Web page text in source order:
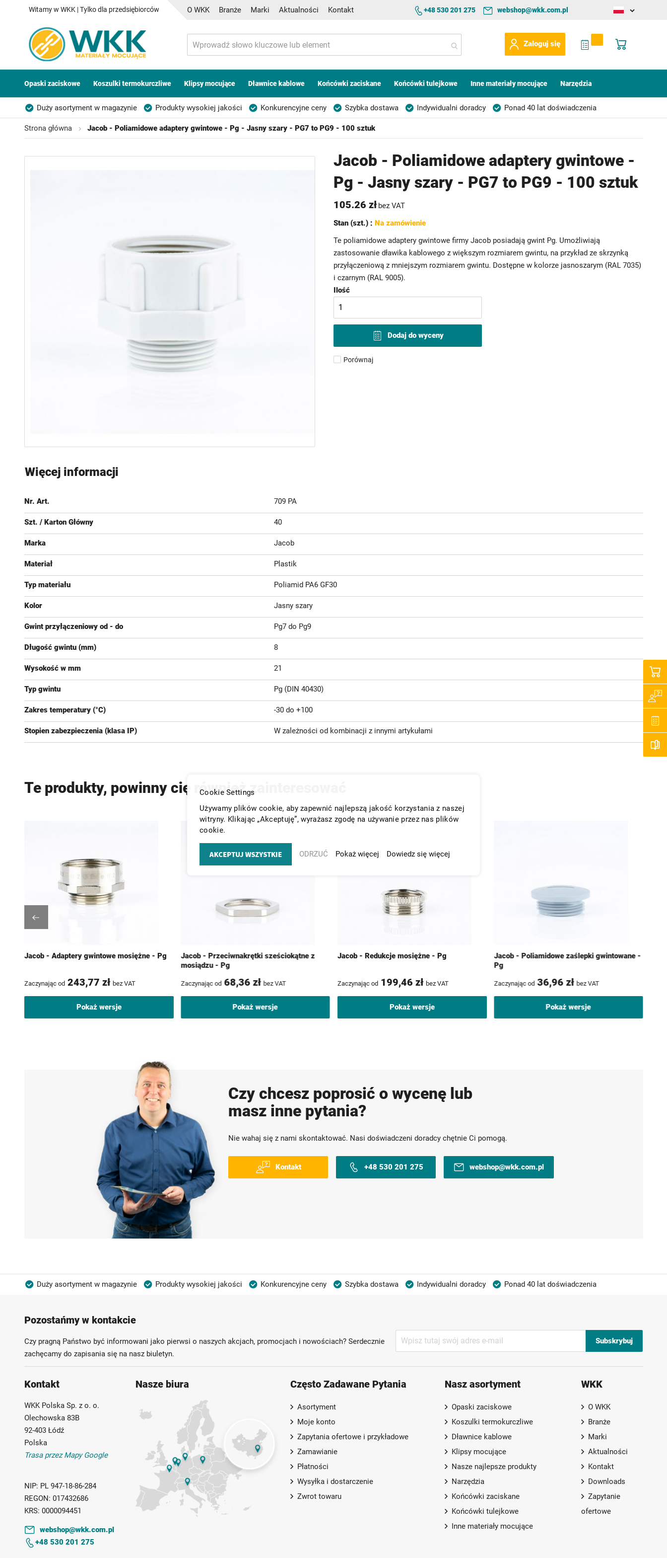
Witamy w WKK | Tylko dla przedsiębiorców O WKK Branże Marki Aktualności Kontakt webshop@wkk.com.pl
+48 530 201 275
Change
Zaloguj się
Mój koszyk
My Quote
Opaski zaciskowe Koszulki termokurczliwe Klipsy mocujące Dławnice kablowe Końcówki zaciskane Końcówki tulejkowe Inne materiały mocujące Narzędzia
Duży asortyment w magazynie Produkty wysokiej jakości Konkurencyjne ceny Szybka dostawa Indywidualni doradcy
Ponad 40 lat doświadczenia
Możliwość własnego etykietowania
Strona główna Jacob - Poliamidowe adaptery gwintowe - Pg - Jasny szary - PG7 to PG9 - 100 sztuk
Jacob - Poliamidowe adaptery gwintowe -
Pg - Jasny szary - PG7 to PG9 - 100 sztuk
105.26 zł bez VAT
Stan (szt.) : Na zamówienie
Te poliamidowe adaptery gwintowe firmy Jacob posiadają gwint Pg. Umożliwiają
zastosowanie dławika kablowego z większym rozmiarem gwintu, na przykład ze skrzynką
przyłączeniową z mniejszym rozmiarem gwintu. Dostępne w kolorze jasnoszarym (RAL 7035)
i czarnym (RAL 9005).
Ilość
Dodaj do wyceny
Porównaj
początek
Więcej informacji
Nr. Art. 709 PA
Szt. / Karton Główny 40
Marka Jacob
Materiał Plastik
Typ materiału Poliamid PA6 GF30
Kolor Jasny szary
Gwint przyłączeniowy od - do Pg7 do Pg9
Długość gwintu (mm) 8
Wysokość w mm 21
Typ gwintu Pg (DIN 40430)
Zakres temperatury (°C) -30 do +100
Stopien zabezpieczenia (klasa IP) W zależności od kombinacji z innymi artykułami
Te produkty, powinny cię również zainteresować
Jacob - Adaptery gwintowe mosiężne - Pg
Zaczynając od 243,77 zł bez VAT
Pokaż wersje
Jacob - Przeciwnakrętki sześciokątne z
mosiądzu - Pg
Zaczynając od 68,36 zł bez VAT
Pokaż wersje
Jacob - Redukcje mosiężne - Pg
Zaczynając od 199,46 zł bez VAT
Pokaż wersje
Jacob - Poliamidowe zaślepki gwintowane -
Pg
Zaczynając od 36,96 zł bez VAT
Pokaż wersje
Czy chcesz poprosić o wycenę lub
masz inne pytania?
Nie wahaj się z nami skontaktować. Nasi doświadczeni doradcy chętnie Ci pomogą.
Kontakt +48 530 201 275 webshop@wkk.com.pl
Duży asortyment w magazynie Produkty wysokiej jakości Konkurencyjne ceny Szybka dostawa Indywidualni doradcy
Ponad 40 lat doświadczenia
Pozostańmy w kontakcie
Czy pragną Państwo być informowani jako pierwsi o naszych akcjach, promocjach i nowościach? Serdecznie
zachęcamy do zapisania się na nasz biuletyn.
nasz
Subskrybuj
Kontakt
WKK Polska Sp. z o. o.
Olechowska 83B
92-403 Łódź
Polska
Trasa przez Mapy Google
NIP: PL 947-18-86-284
REGON: 017432686
KRS: 0000094451
webshop@wkk.com.pl
+48 530 201 275
Nasze biura Często Zadawane Pytania
Asortyment
Moje konto
Zapytania ofertowe i przykładowe
Zamawianie
Płatności
Wysyłka i dostarczenie
Zwrot towaru
Nasz asortyment
Opaski zaciskowe
Koszulki termokurczliwe
Dławnice kablowe
Klipsy mocujące
Nasze najlepsze produkty
Narzędzia
Końcówki zaciskane
Końcówki tulejkowe
Inne materiały mocujące
WKK
O WKK
Branże
Marki
Aktualności
Kontakt
Downloads
Zapytanie
ofertowe
Cookie Settings
Używamy plików cookie, aby zapewnić najlepszą jakość korzystania z naszej
witryny. Klikając „Akceptuję”, wyrażasz zgodę na używanie przez nas plików
cookie.
AKCEPTUJ WSZYSTKIE ODRZUĆ Pokaż więcej Dowiedz się więcej